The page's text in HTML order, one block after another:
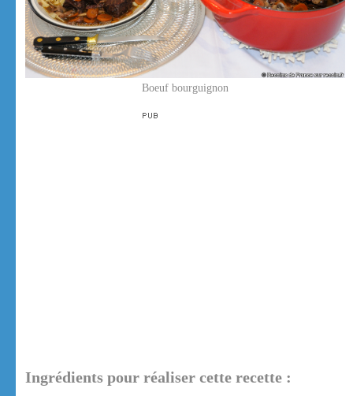
Boeuf bourguignon
Ingrédients pour réaliser cette recette :